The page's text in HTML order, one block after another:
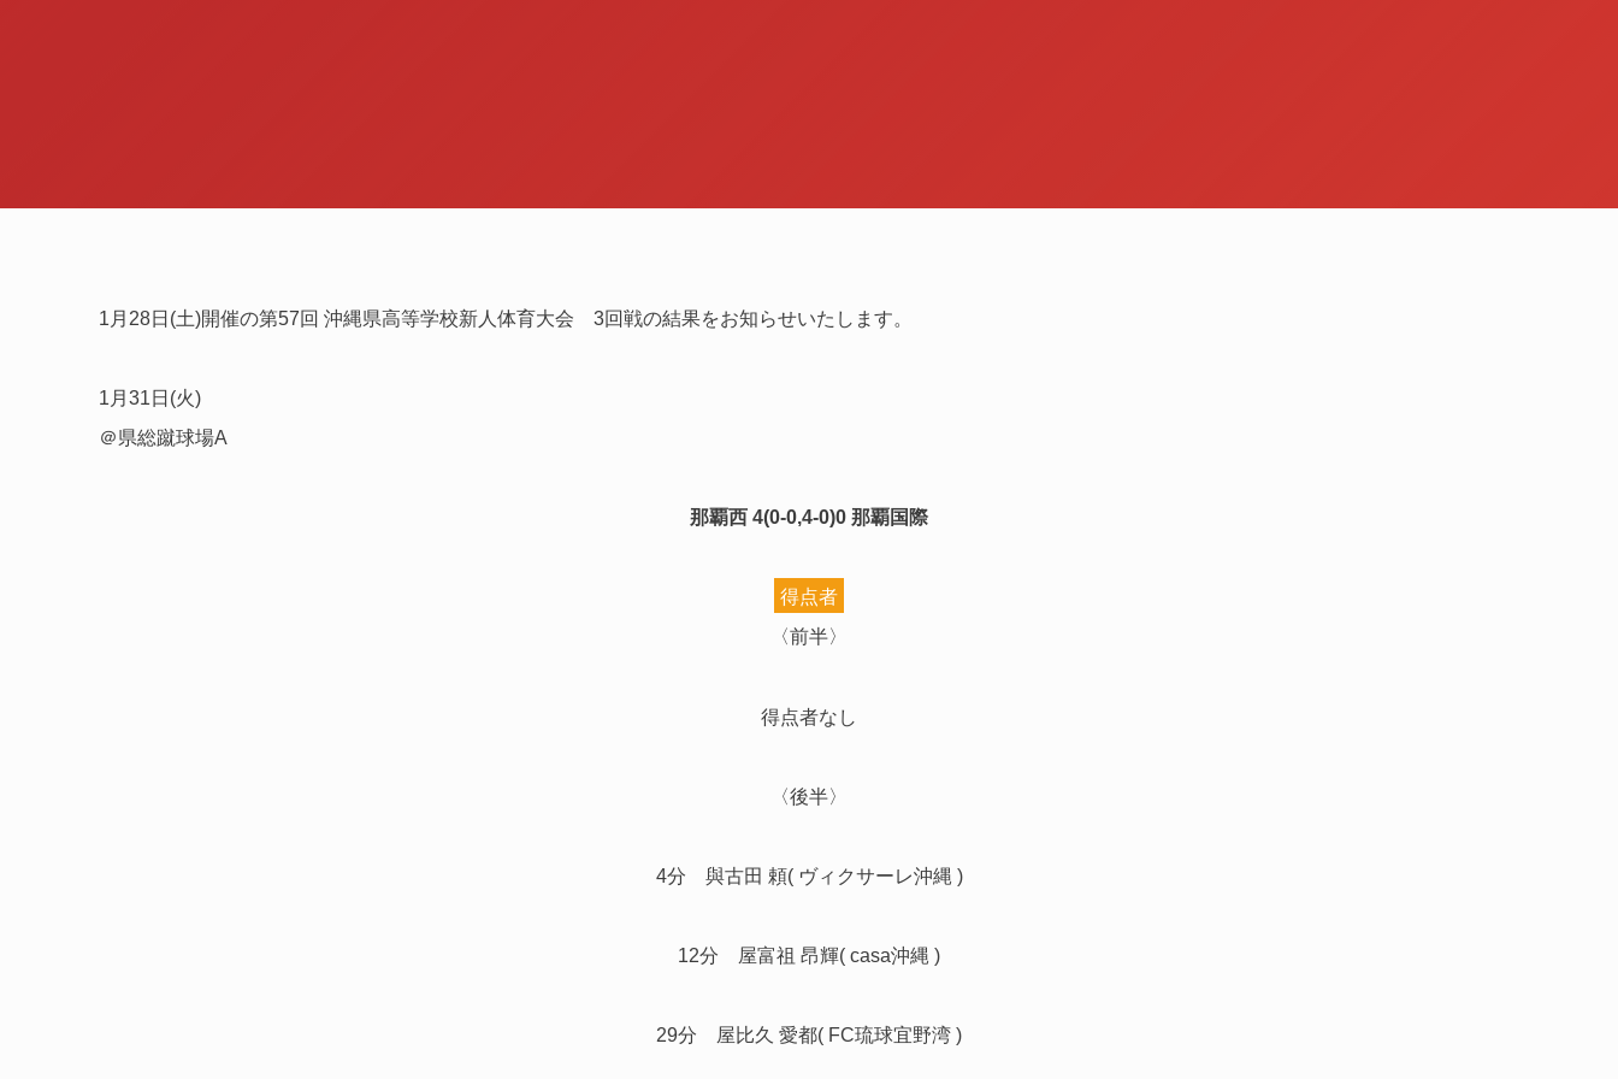
1月28日(土)開催の第57回 沖縄県高等学校新人体育大会 3回戦の結果をお知らせいたします。
1月31日(火)
＠県総蹴球場A
那覇西 4(0-0,4-0)0 那覇国際
得点者
〈前半〉
得点者なし
〈後半〉
4分 與古田 頼( ヴィクサーレ沖縄 )
12分 屋富祖 昂輝( casa沖縄 )
29分 屋比久 愛都( FC琉球宜野湾 )